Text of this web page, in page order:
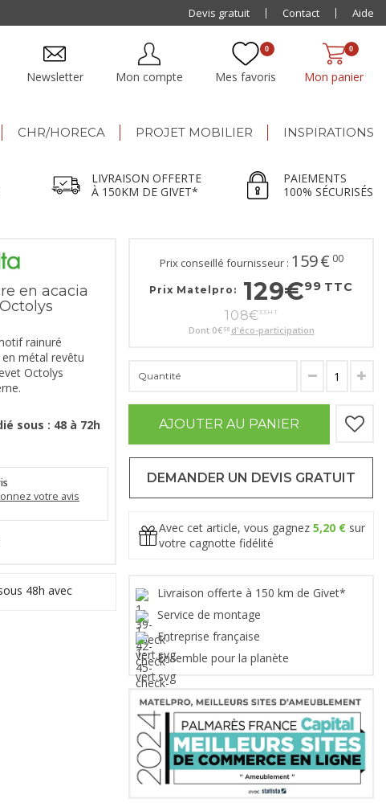
Mon panier
0
Mes favoris
0
Mon compte
Newsletter
CHR/HORECA PROJET MOBILIER INSPIRATIONS
LIVRAISON OFFERTE
À 150KM DE GIVET*
PAIEMENTS
100% SÉCURISÉS
en acacia
rainuré
métal revêtu
Octolys
sous : 48 à 72h
votre avis
48h avec
Prix conseillé fournisseur : 159€ 00
Prix Matelpro: 129€99 TTC
108€33 HT
Dont 0€ 58 d'éco-participation
Quantité
AJOUTER AU PANIER
DEMANDER UN DEVIS GRATUIT
Avec cet article, vous gagnez 5,20 € sur
votre cagnotte fidélité
Livraison offerte à 150 km de Givet*
Service de montage
Entreprise française
Ensemble pour la planète
Paiement jusqu'à48x
Devis gratuit Contact Aide